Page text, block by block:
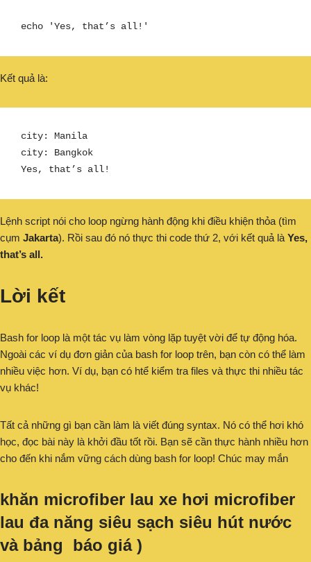
echo 'Yes, that’s all!'
Kết quả là:
city: Manila
city: Bangkok
Yes, that’s all!
Lệnh script nói cho loop ngừng hành động khi điều khiện thỏa (tìm
cụm Jakarta). Rồi sau đó nó thực thi code thứ 2, với kết quả là Yes,
that’s all.
Lời kết
Bash for loop là một tác vụ làm vòng lặp tuyệt vời để tự động hóa.
Ngoài các ví dụ đơn giản của bash for loop trên, bạn còn có thể làm
nhiều việc hơn. Ví dụ, bạn có htể kiểm tra files và thực thi nhiều tác
vụ khác!
Tất cả những gì bạn cần làm là viết đúng syntax. Nó có thể hơi khó
học, đọc bài này là khởi đầu tốt rồi. Bạn sẽ cần thực hành nhiều hơn
cho đến khi nắm vững cách dùng bash for loop! Chúc may mắn
khăn microfiber lau xe hơi microfiber
lau đa năng siêu sạch siêu hút nước
và bảng báo giá )